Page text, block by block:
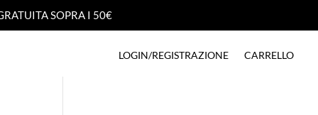
SOPRA I 50€
SOPRA I 50€
LOGIN/REGISTRAZIONE CARRELLO
LOGIN/REGISTRAZIONE CARRELLO